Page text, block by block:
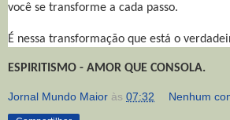
você se transforme a cada passo.
É nessa transformação que está o
ESPIRITISMO - AMOR QUE CONSOLA.
Jornal Mundo Maior às 07:32 Nenhum